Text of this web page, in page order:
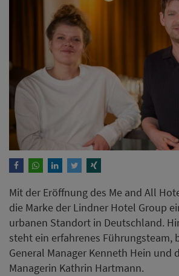
Mit der Eröffnung des Me and All
die Marke der Lindner Hotel Group
urbanen Standort in Deutschland.
steht ein erfahrenes Führungsteam,
General Manager Kenneth Hein und
Managerin Kathrin Hartmann.